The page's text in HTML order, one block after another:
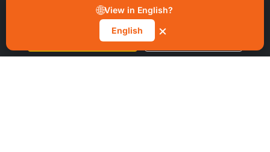
esfuerzos de marketing y rendimiento. Puedes retirar tu
consentimiento en cualquier momento a través del botón
"Gestionar preferencias" en nuestro aviso de cookies.
Aceptar todas las cookies Gestionar preferencias
🌐View in English?
English
×